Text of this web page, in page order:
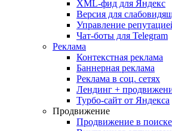
XML-фид для Яндекс
Версия для
Управление
Чат-боты для Telegram
Реклама
Контекстная реклама
Баннерная реклама
Реклама в соц. сетях
Лендинг +
Турбо-сайт от Яндекса
Продвижение
Продвижение в